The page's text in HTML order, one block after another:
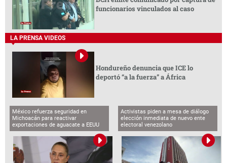
funcionarios vinculados al caso
LA PRENSA VIDEOS
Hondureño denuncia que ICE lo
deportó “a la fuerza” a África
México refuerza seguridad en
Michoacán para reactivar
exportaciones de aguacate a EEUU
Activistas piden a mesa de diálogo
elección inmediata de nuevo ente
electoral venezolano